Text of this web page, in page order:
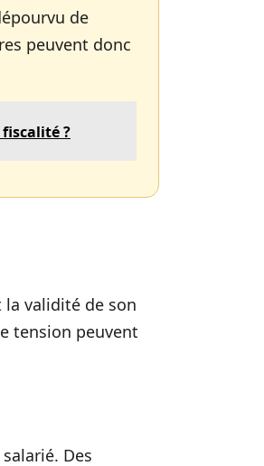
de
peuvent donc
?
validité de son
tension peuvent
Des